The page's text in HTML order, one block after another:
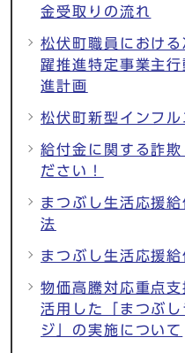
金受取りの流れ
松伏町職員におけ
躍推進特定事業主
進計画
松伏町新型インフ
給付金に関する詐
ださい！
まつぶし生活応援
法
まつぶし生活応援
物価高騰対応重点
活用した「まつぶ
ジ」の実施について